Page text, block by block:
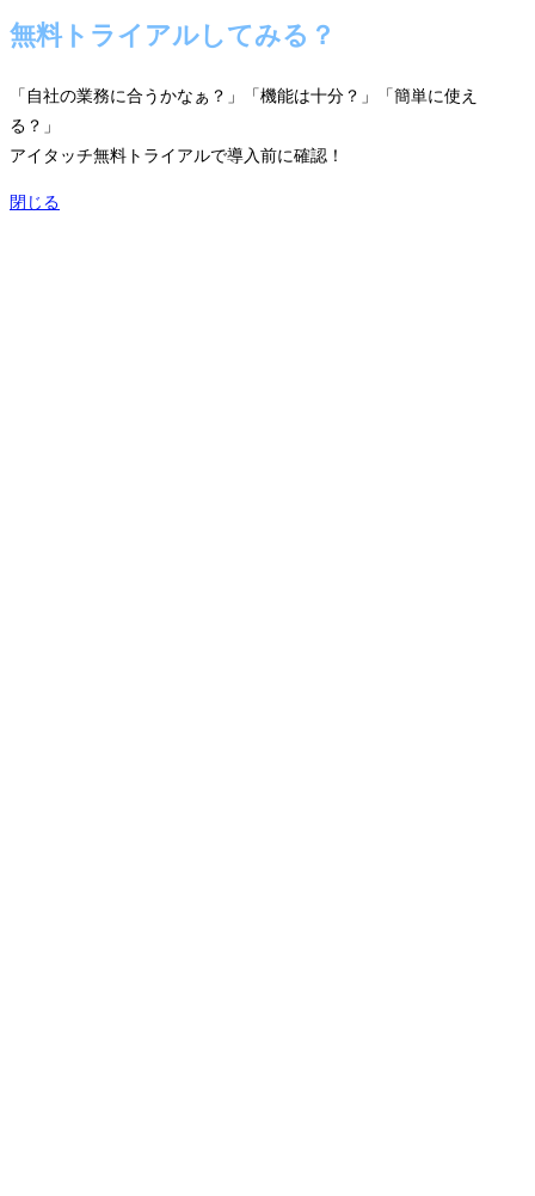
無料トライアルしてみる？
「自社の業務に合うかなぁ？」「機能は十分？」「簡単に使え
る？」
アイタッチ無料トライアルで導入前に確認！
閉じる